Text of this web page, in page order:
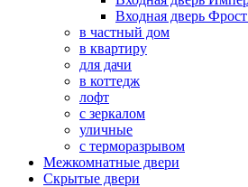
Входная дверь
в частный дом
в квартиру
для дачи
в коттедж
лофт
с зеркалом
уличные
с терморазрывом
Межкомнатные двери
Скрытые двери